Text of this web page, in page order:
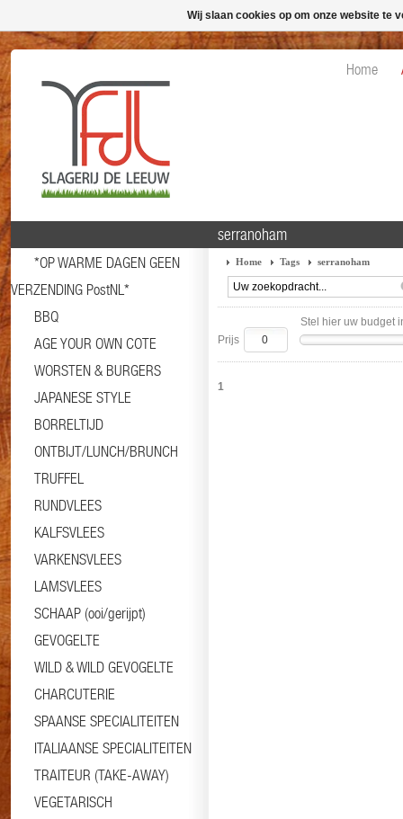
Home
*OP WARME DAGEN GEEN
VERZENDING PostNL*
BBQ
AGE YOUR OWN COTE
WORSTEN & BURGERS
JAPANESE STYLE
BORRELTIJD
ONTBIJT/LUNCH/BRUNCH
TRUFFEL
RUNDVLEES
KALFSVLEES
VARKENSVLEES
LAMSVLEES
SCHAAP (ooi/gerijpt)
GEVOGELTE
WILD & WILD GEVOGELTE
CHARCUTERIE
SPAANSE SPECIALITEITEN
ITALIAANSE SPECIALITEITEN
TRAITEUR (TAKE-AWAY)
VEGETARISCH
serranoham
Home Tags serranoham
Stel hier uw budget
Prijs
1
Wij slaan cookies op om onze website te